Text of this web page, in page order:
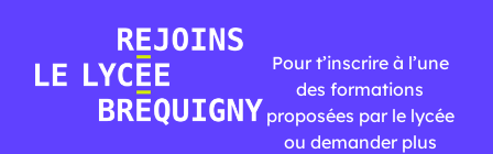
Pour t’inscrire à l’une
des formations
proposées par le lycée
ou demander plus